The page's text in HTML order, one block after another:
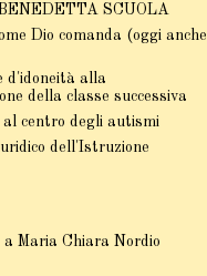
SCUOLA
Dio comanda (oggi anche
d'idoneità alla
della classe successiva
al centro degli autismi
dell'Istruzione
a Maria Chiara Nordio